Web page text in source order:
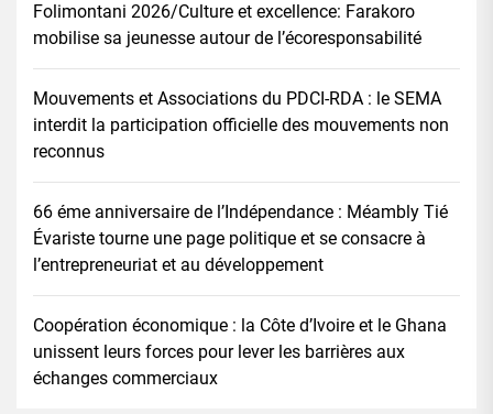
Folimontani 2026/Culture et excellence: Farakoro
mobilise sa jeunesse autour de l’écoresponsabilité
Mouvements et Associations du PDCI-RDA : le SEMA
interdit la participation officielle des mouvements non
reconnus
66 éme anniversaire de l’Indépendance : Méambly Tié
Évariste tourne une page politique et se consacre à
l’entrepreneuriat et au développement
Coopération économique : la Côte d’Ivoire et le Ghana
unissent leurs forces pour lever les barrières aux
échanges commerciaux